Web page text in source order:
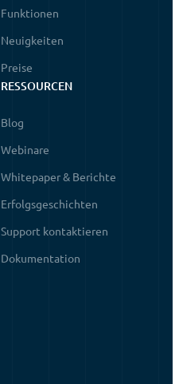
Funktionen
Neuigkeiten
Preise
RESSOURCEN
Blog
Webinare
Whitepaper & Berichte
Erfolgsgeschichten
Support kontaktieren
Dokumentation